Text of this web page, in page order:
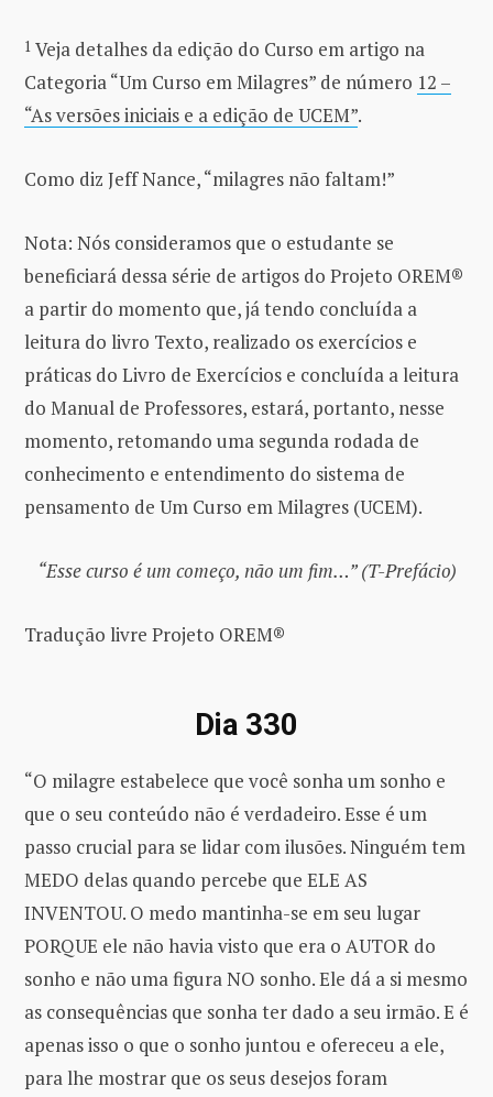
1 Veja detalhes da edição do Curso em artigo na
Categoria “Um Curso em Milagres” de número 12 –
“As versões iniciais e a edição de UCEM”.
Como diz Jeff Nance, “milagres não faltam!”
Nota: Nós consideramos que o estudante se
beneficiará dessa série de artigos do Projeto OREM®
a partir do momento que, já tendo concluída a
leitura do livro Texto, realizado os exercícios e
práticas do Livro de Exercícios e concluída a leitura
do Manual de Professores, estará, portanto, nesse
momento, retomando uma segunda rodada de
conhecimento e entendimento do sistema de
pensamento de Um Curso em Milagres (UCEM).
“Esse curso é um começo, não um fim…” (T-Prefácio)
Tradução livre Projeto OREM®
Dia 330
“O milagre estabelece que você sonha um sonho e
que o seu conteúdo não é verdadeiro. Esse é um
passo crucial para se lidar com ilusões. Ninguém tem
MEDO delas quando percebe que ELE AS
INVENTOU. O medo mantinha-se em seu lugar
PORQUE ele não havia visto que era o AUTOR do
sonho e não uma figura NO sonho. Ele dá a si mesmo
as consequências que sonha ter dado a seu irmão. E é
apenas isso o que o sonho juntou e ofereceu a ele,
para lhe mostrar que os seus desejos foram